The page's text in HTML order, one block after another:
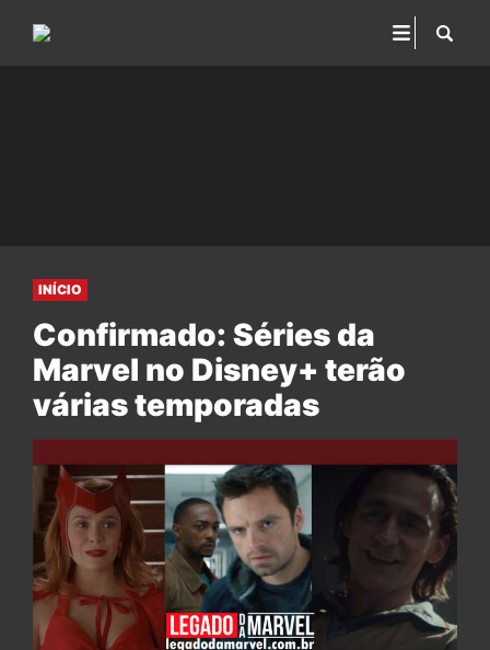
INÍCIO
Confirmado: Séries da
Marvel no Disney+ terão
várias temporadas